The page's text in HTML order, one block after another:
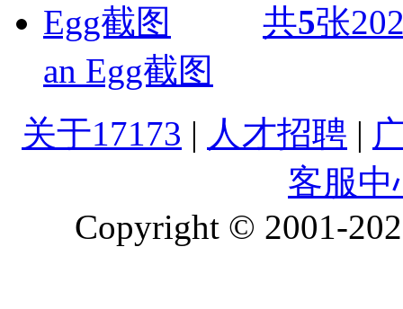
共5张
an Egg截图
关于17173 | 人才招聘 |
客服中
Copyright © 2001-